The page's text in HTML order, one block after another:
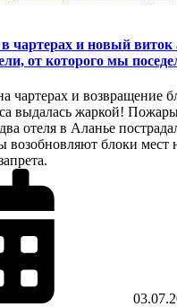
чартерах и новый виток
от которого мы
чартерах и возвращение
выдалась жаркой!
отеля в Аланье
возобновляют блоки мест